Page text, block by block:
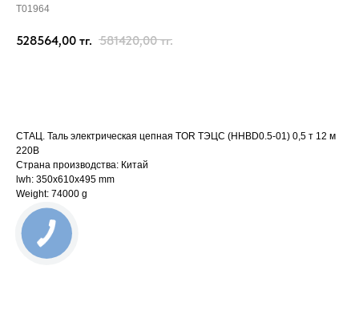
T01964
528564,00 тг. 581420,00 тг.
СТАЦ. Таль электрическая цепная TOR ТЭЦС (HHBD0.5-01) 0,5 т 12 м
220В
Страна производства: Китай
lwh: 350x610x495 mm
Weight: 74000 g